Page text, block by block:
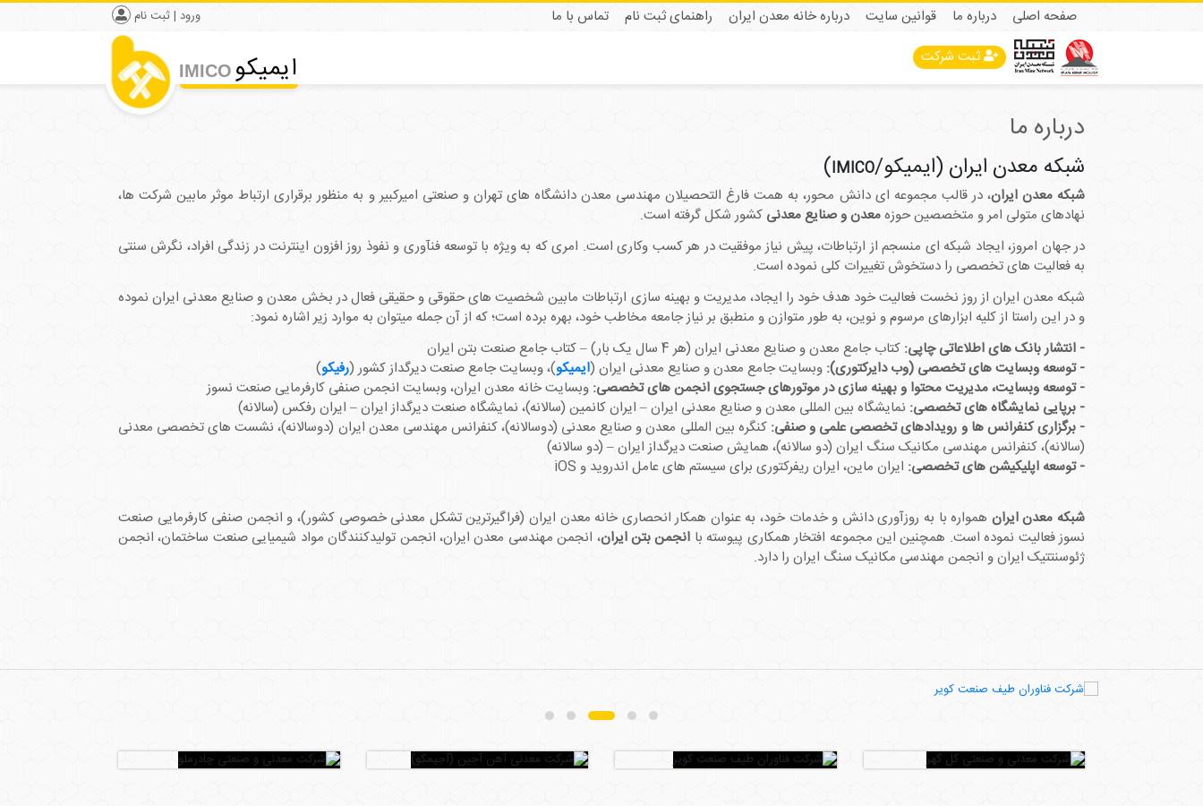
صفحه اصلی درباره ما قوانین سایت درباره خانه معدن ایران راهنمای ثبت نام تماس با ما ورود | ثبت نام
ثبت شرکت ایمیکو IMICO
درباره ما
شبکه معدن ایران (ایمیکو/IMICO
)
شبکه معدن ایران، در قالب مجموعه ای دانش محور، به همت فارغ­ التحصیلان مهندسی معدن دانشگاه ­های تهران و صنعتی امیرکبیر و به منظور برقراری ارتباط موثر مابین شرکت ­ها،
نهادهای متولی امر و متخصصین حوزهمعدن و صنایع معدنی کشور شکل گرفته است.
در جهان امروز، ایجاد شبکه ­ای منسجم از ارتباطات، پیش نیاز موفقیت در هر کسب وکاری است. امری که به ویژه با توسعه فن­آوری و نفوذ روز افزون اینترنت در زندگی­ افراد، نگرش سنتی
به فعالیت ­های تخصصی را دستخوش تغییرات کلی نموده است.
شبکه معدن ایران از روز نخست فعالیت خود هدف خود را ایجاد، مدیریت و بهینه سازی ارتباطات مابین شخصیت­ های حقوقی و حقیقی فعال در بخش معدن و صنایع معدنی ایران نموده
و در این راستا از کلیه ابزارهای مرسوم و نوین، به طور متوازن و منطبق بر نیاز جامعه مخاطب خود، بهره برده است؛ که از آن­ جمله می­توان به موارد زیر اشاره نمود:
- انتشار بانک ­های اطلاعاتی چاپی: کتاب جامع معدن و صنایع معدنی ایران (هر 4 سال یک بار) – کتاب جامع صنعت بتن ایران
- توسعه وبسایت­ های تخصصی (وب ­دایرکتوری): وبسایت جامع معدن و صنایع معدنی ایران (ایمیکو)، وبسایت جامع صنعت دیرگداز کشور (رفیکو)
- توسعه وبسایت، مدیریت محتوا و بهینه سازی در موتورهای جستجوی انجمن ­های تخصصی: وبسایت خانه معدن ایران، وبسایت انجمن صنفی کارفرمایی صنعت نسوز
- برپایی نمایشگاه ­های تخصصی: نمایشگاه بین المللی معدن و صنایع معدنی ایران – ایران کانمین (سالانه)، نمایشگاه صنعت دیرگداز ایران – ایران رفکس (سالانه)
- برگزاری کنفرانس ­ها و رویدادهای تخصصی علمی و صنفی: کنگره بین المللی معدن و صنایع معدنی (دوسالانه)، کنفرانس مهندسی معدن ایران (دوسالانه)، نشست ­های تخصصی معدنی
(سالانه)، کنفرانس مهندسی مکانیک سنگ ایران (دو سالانه)، همایش صنعت دیرگداز ایران – (دو سالانه)
- توسعه اپلیکیشن­ های تخصصی: ایران ماین، ایران ریفرکتوری برای سیستم ­های عامل اندروید و iOS
شبکه معدن ایران همواره با به­ روزآوری دانش و خدمات خود، به عنوان همکار انحصاری خانه معدن ایران (فراگیرترین تشکل معدنی خصوصی کشور)، و انجمن صنفی کارفرمایی صنعت
نسوز فعالیت نموده است. همچنین این مجموعه افتخار همکاری پیوسته با انجمن بتن ایران، انجمن مهندسی معدن ایران، انجمن تولیدکنندگان مواد شیمیایی صنعت ساختمان، انجمن
ژئوسنتتیک ایران و انجمن مهندسی مکانیک سنگ ایران را دارد.